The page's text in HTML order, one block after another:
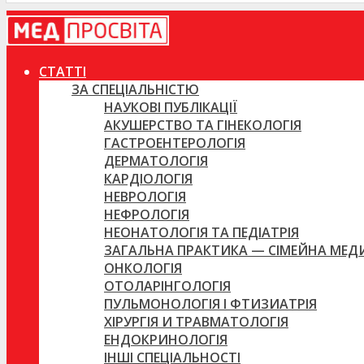
СТАТТІ
ЗА СПЕЦІАЛЬНІСТЮ
НАУКОВІ ПУБЛІКАЦІЇ
АКУШЕРСТВО ТА ГІНЕКОЛОГІЯ
ГАСТРОЕНТЕРОЛОГІЯ
ДЕРМАТОЛОГІЯ
КАРДІОЛОГІЯ
НЕВРОЛОГІЯ
НЕФРОЛОГІЯ
НЕОНАТОЛОГІЯ ТА ПЕДІАТРІЯ
ЗАГАЛЬНА ПРАКТИКА — СІМЕЙНА
ОНКОЛОГІЯ
ОТОЛАРІНГОЛОГІЯ
ПУЛЬМОНОЛОГІЯ І ФТИЗИАТРІЯ
ХІРУРГІЯ И ТРАВМАТОЛОГІЯ
ЕНДОКРИНОЛОГІЯ
ІНШІ СПЕЦІАЛЬНОСТІ